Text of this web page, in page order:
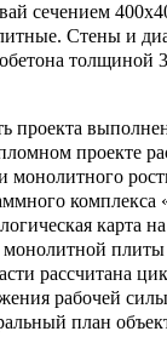
сечением
Стены и
толщиной
проекта
проекте
монолитного
комплекса
карта
рассчитана
рабочей
план